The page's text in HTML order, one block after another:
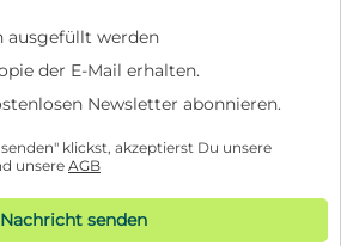
ausgefüllt werden
der E-Mail erhalten.
Newsletter abonnieren.
klickst, akzeptierst Du unsere
unsere AGB
Nachricht senden